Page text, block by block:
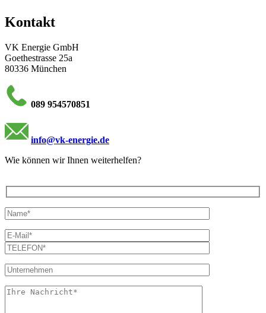
Kontakt
VK Energie GmbH
Goethestrasse 25a
80336 München
089 954570851
info@vk-energie.de
Wie können wir Ihnen weiterhelfen?